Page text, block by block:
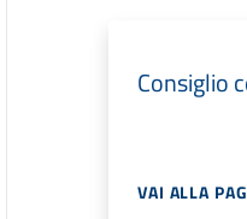
Consiglio
VAI ALLA